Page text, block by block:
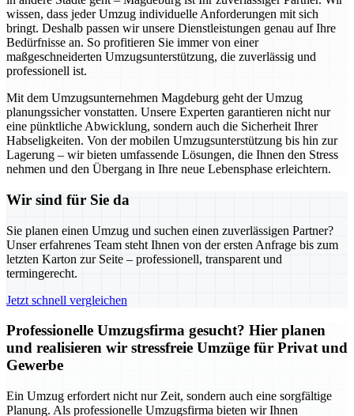
wissen, dass jeder Umzug individuelle Anforderungen mit sich
bringt. Deshalb passen wir unsere Dienstleistungen genau auf Ihre
Bedürfnisse an. So profitieren Sie immer von einer
maßgeschneiderten Umzugsunterstützung, die zuverlässig und
professionell ist.
Mit dem Umzugsunternehmen Magdeburg geht der Umzug
planungssicher vonstatten. Unsere Experten garantieren nicht nur
eine pünktliche Abwicklung, sondern auch die Sicherheit Ihrer
Habseligkeiten. Von der mobilen Umzugsunterstützung bis hin zur
Lagerung – wir bieten umfassende Lösungen, die Ihnen den Stress
nehmen und den Übergang in Ihre neue Lebensphase erleichtern.
Wir sind für Sie da
Sie planen einen Umzug und suchen einen zuverlässigen Partner?
Unser erfahrenes Team steht Ihnen von der ersten Anfrage bis zum
letzten Karton zur Seite – professionell, transparent und
termingerecht.
Jetzt schnell vergleichen
Professionelle Umzugsfirma gesucht? Hier planen
und realisieren wir stressfreie Umzüge für Privat und
Gewerbe
Ein Umzug erfordert nicht nur Zeit, sondern auch eine sorgfältige
Planung. Als professionelle Umzugsfirma bieten wir Ihnen